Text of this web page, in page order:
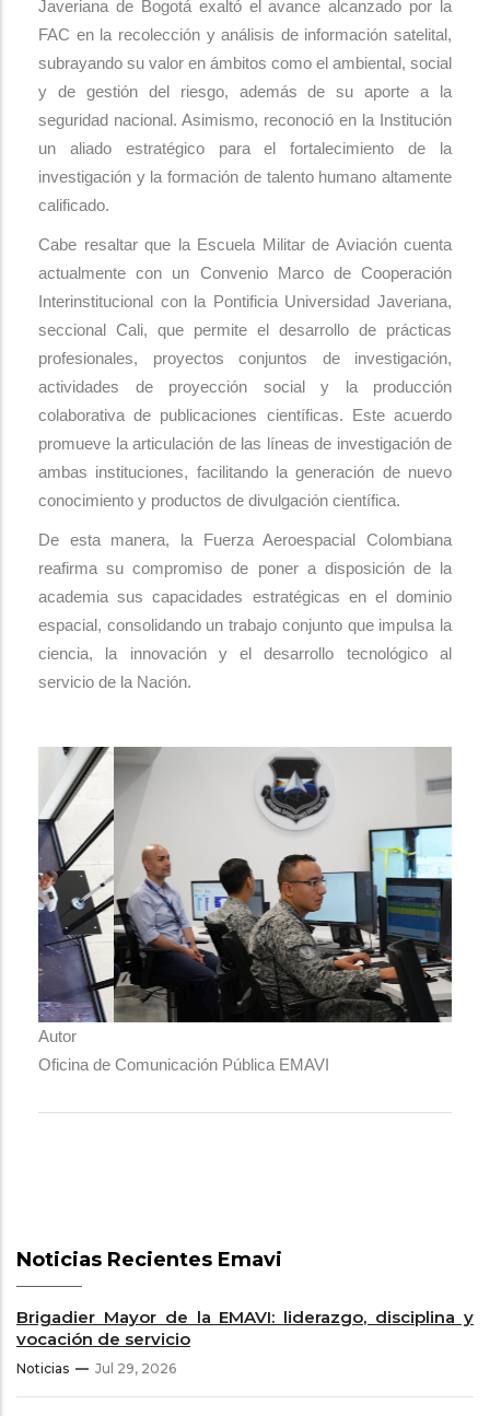
Javeriana de Bogotá exaltó el avance alcanzado por la
FAC en la recolección y análisis de información satelital,
subrayando su valor en ámbitos como el ambiental, social
y de gestión del riesgo, además de su aporte a la
seguridad nacional. Asimismo, reconoció en la Institución
un aliado estratégico para el fortalecimiento de la
investigación y la formación de talento humano altamente
calificado.
Cabe resaltar que la Escuela Militar de Aviación cuenta
actualmente con un Convenio Marco de Cooperación
Interinstitucional con la Pontificia Universidad Javeriana,
seccional Cali, que permite el desarrollo de prácticas
profesionales, proyectos conjuntos de investigación,
actividades de proyección social y la producción
colaborativa de publicaciones científicas. Este acuerdo
promueve la articulación de las líneas de investigación de
ambas instituciones, facilitando la generación de nuevo
conocimiento y productos de divulgación científica.
De esta manera, la Fuerza Aeroespacial Colombiana
reafirma su compromiso de poner a disposición de la
academia sus capacidades estratégicas en el dominio
espacial, consolidando un trabajo conjunto que impulsa la
ciencia, la innovación y el desarrollo tecnológico al
servicio de la Nación.
Autor
Oficina de Comunicación Pública EMAVI
Noticias Recientes Emavi
Brigadier Mayor de la EMAVI: liderazgo, disciplina y
vocación de servicio
Noticias Jul 29, 2026